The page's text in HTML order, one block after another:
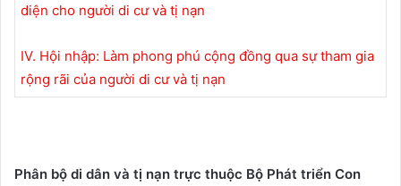
diện cho người di cư và tị nạn
IV. Hội nhập: Làm phong phú cộng đồng qua sự tham gia
rộng rãi của người di cư và tị nạn
Phân bộ di dân và tị nạn trực thuộc Bộ Phát triển Con